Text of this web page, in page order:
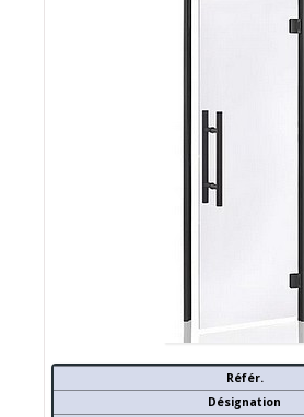
Référ.
Désignation